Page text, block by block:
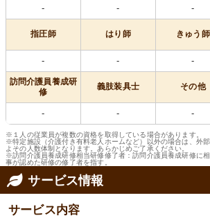
- - -
指圧師 はり師 きゅう師
- - -
訪問介護員養成研
修
義肢装具士 その他
- - -
※１人の従業員が複数の資格を取得している場合があります。
※特定施設（介護付き有料老人ホームなど）以外の場合は、外
よその人数体制となります。あらかじめご了承ください。
※訪問介護員養成研修相当研修修了者：訪問介護員養成研修に
事が認めた研修の修了者を指す。
サービス情報
サービス内容